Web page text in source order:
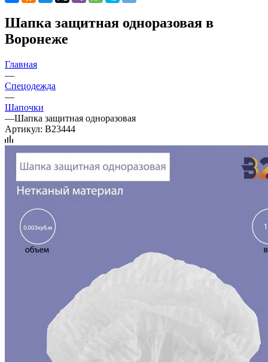
Шапка защитная одноразовая в
Воронеже
Главная
—
Спецодежда
—
Шапочки
—Шапка защитная одноразовая
Артикул: B23444